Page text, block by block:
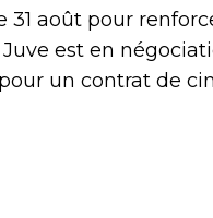
août pour
est en
un contrat de